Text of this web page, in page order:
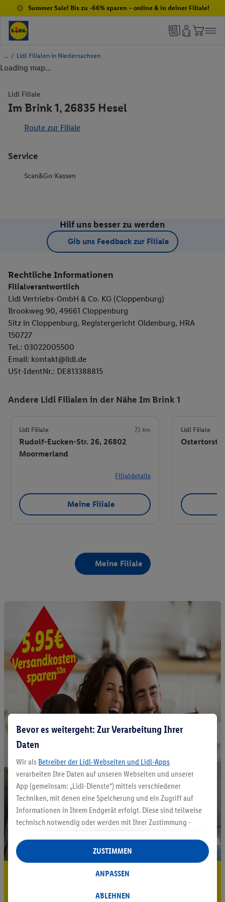
Summer Sale! Bis zu -66% sparen – online & in deiner Filiale!
/ Lidl Filialen in Niedersachsen
Loading map...
Lidl Filiale
Im Brink 1, 26835 Hesel
Route zur Filiale
Service
Scan&Go-Kassen
Hilf uns besser zu werden
Gib uns Feedback zur Filiale
Rechtliche Informationen
Filialverantwortlich
Lidl Vertriebs-GmbH & Co. KG (Cloppenburg)
Brookweg 90, 49661 Cloppenburg
Sitz in Cloppenburg, Registergericht Oldenburg, HRA
150727
Tel.: 03022005500
Email: kontakt@lidl.de
USt-IdentNr.: DE813388815
Andere Lidl Filialen in der Nähe Im Brink 1
Lidl Filiale 7,1 km
Rudolf-Eucken-Str. 26, 26802
Moormerland
Filialdetails
Meine Filiale
Lidl Filiale
Ostertorstr.
Meine Filiale
5.95 € Versand sparen³²ᵃ
Jetzt zum Newsletter anmelden
Bevor es weitergeht: Zur Verarbeitung Ihrer
Daten
Wir als Betreiber der Lidl-Webseiten und Lidl-Apps
verarbeiten Ihre Daten auf unseren Webseiten und unserer
App (gemeinsam: „Lidl-Dienste“) mittels verschiedener
Techniken, mit denen eine Speicherung und ein Zugriff auf
Informationen in Ihrem Endgerät erfolgt. Diese sind teilweise
technisch notwendig oder werden mit Ihrer Zustimmung -
auch durch Partner (u.a.
Verantwortliche; im Zusammenhang mit dem IAB TCF
insgesamt
Statistik-Erstellung oder für personalisierte Werbung
Datenverarbeitungen für personalisierte Werbung werden
ABLEHNEN
ANPASSEN
ZUSTIMMEN